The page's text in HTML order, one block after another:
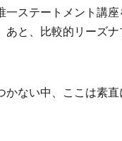
ステートメント講
と、比較的リーズ
かない中、ここは素